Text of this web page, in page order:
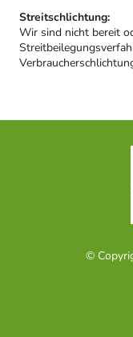
Streitschlichtung:
Wir sind nicht bereit
©